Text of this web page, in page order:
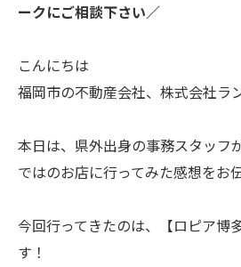
ークにご相談下さい／
こんにちは
福岡市の不動産会社、株式会社ラ
本日は、県外出身の事務スタッフ
ではのお店に行ってみた感想をお
今回行ってきたのは、【ロピア博
す！